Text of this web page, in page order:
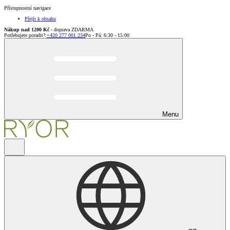
Přístupnostní navigace
Přejít k obsahu
Nákup nad 1200 Kč - doprava ZDARMA
Potřebujete poradit?:+420 277 001 234Po - Pá: 6:30 - 15:00
Menu